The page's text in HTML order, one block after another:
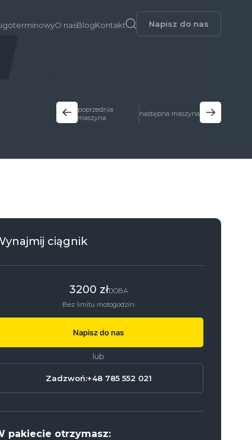
O nasBlogKontakt Napisz do nas
poprzednia
maszyna
następna maszyna
ciągnik
3200 złDOBA
Bez limitu motogodzin
Napisz do nas
lub
Zadzwoń:+48 785 552 021
pakiecie otrzymasz: